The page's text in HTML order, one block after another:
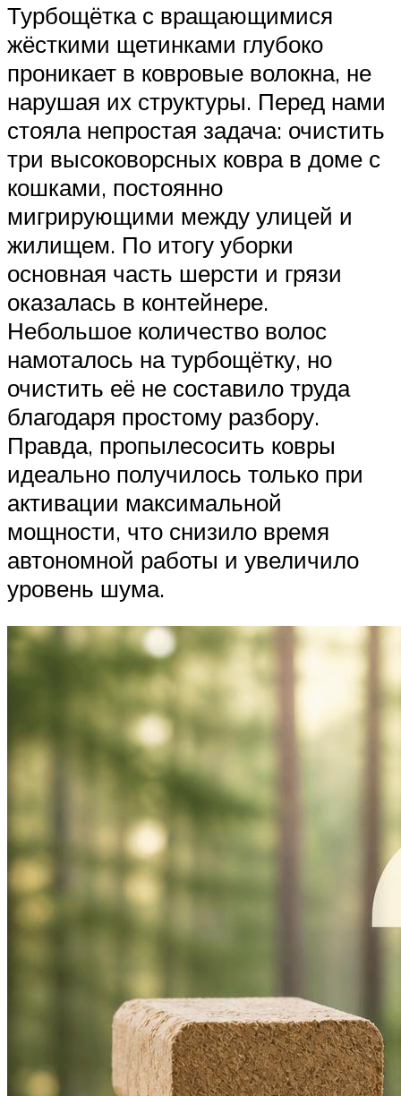
Турбощётка с вращающимися
жёсткими щетинками глубоко
проникает в ковровые волокна, не
нарушая их структуры. Перед нами
стояла непростая задача: очистить
три высоковорсных ковра в доме с
кошками, постоянно
мигрирующими между улицей и
жилищем. По итогу уборки
основная часть шерсти и грязи
оказалась в контейнере.
Небольшое количество волос
намоталось на турбощётку, но
очистить её не составило труда
благодаря простому разбору.
Правда, пропылесосить ковры
идеально получилось только при
активации максимальной
мощности, что снизило время
автономной работы и увеличило
уровень шума.